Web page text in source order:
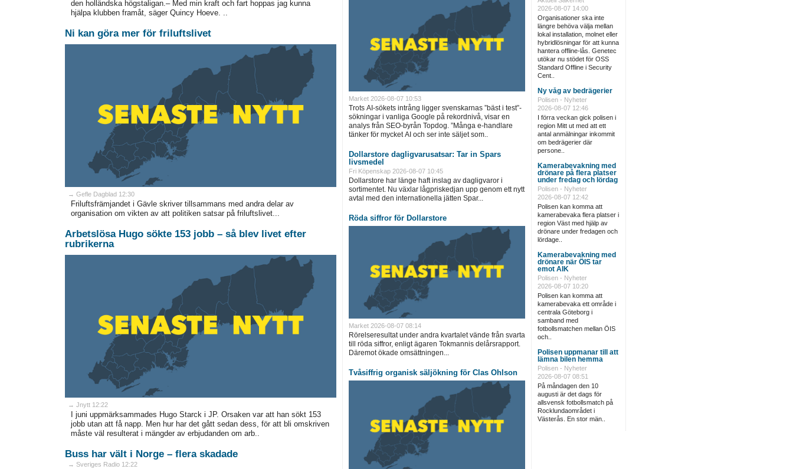
den holländska högstaligan.– Med min kraft och fart hoppas jag kunna
hjälpa klubben framåt, säger Quincy Hoeve. ..
Ni kan göra mer för friluftslivet
→ Gefle Dagblad 12:30
Friluftsfrämjandet i Gävle skriver tillsammans med andra delar av
organisation om vikten av att politiken satsar på friluftslivet...
Arbetslösa Hugo sökte 153 jobb – så blev livet efter
rubrikerna
→ Jnytt 12:22
I juni uppmärksammades Hugo Starck i JP. Orsaken var att han sökt 153
jobb utan att få napp. Men hur har det gått sedan dess, för att bli omskriven
måste väl resulterat i mängder av erbjudanden om arb..
Buss har vält i Norge – flera skadade
→ Sveriges Radio 12:22
Market 2026-08-07 10:53
Trots AI-sökets intrång ligger svenskarnas ”bäst i test”-
sökningar i vanliga Google på rekordnivå, visar en
analys från SEO-byrån Topdog. ”Många e-handlare
tänker för mycket AI och ser inte säljet som..
Dollarstore dagligvarusatsar: Tar in Spars
livsmedel
Fri Köpenskap 2026-08-07 10:45
Dollarstore har länge haft inslag av dagligvaror i
sortimentet. Nu växlar lågpriskedjan upp genom ett nytt
avtal med den internationella jätten Spar...
Röda siffror för Dollarstore
Market 2026-08-07 08:14
Rörelseresultat under andra kvartalet vände från svarta
till röda siffror, enligt ägaren Tokmannis delårsrapport.
Däremot ökade omsättningen...
Tvåsiffrig organisk säljökning för Clas Ohlson
2026-08-07 14:00
Organisationer ska inte
längre behöva välja mellan
lokal installation, molnet eller
hybridlösningar för att kunna
hantera offline-lås. Genetec
utökar nu stödet för OSS
Standard Offline i Security
Cent..
Ny våg av bedrägerier
Polisen - Nyheter
2026-08-07 12:46
I förra veckan gick polisen i
region Mitt ut med att ett
antal anmälningar inkommit
om bedrägerier där
persone..
Kamerabevakning med
drönare på flera platser
under fredag och lördag
Polisen - Nyheter
2026-08-07 12:42
Polisen kan komma att
kamerabevaka flera platser i
region Väst med hjälp av
drönare under fredagen och
lördage..
Kamerabevakning med
drönare när ÖIS tar
emot AIK
Polisen - Nyheter
2026-08-07 10:20
Polisen kan komma att
kamerabevaka ett område i
centrala Göteborg i
samband med
fotbollsmatchen mellan ÖIS
och..
Polisen uppmanar till att
lämna bilen hemma
Polisen - Nyheter
2026-08-07 08:51
På måndagen den 10
augusti är det dags för
allsvensk fotbollsmatch på
Rocklundaområdet i
Västerås. En stor män..